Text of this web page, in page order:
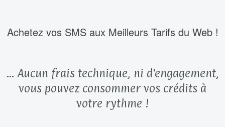
Achetez vos SMS aux Meilleurs Tarifs du Web !
... Aucun frais technique, ni d'engagement,
vous pouvez consommer vos crédits à
votre rythme !